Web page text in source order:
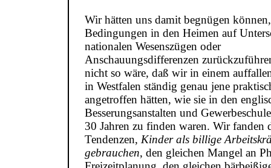
Wir hätten uns damit begnügen
Bedingungen in den Heimen auf
nationalen Wesenszügen oder
Anschauungsdifferenzen
nicht so wäre, daß wir in einem
in Westfalen ständig genau jene
angetroffen hätten, wie sie in den
Besserungsanstalten und
30 Jahren zu finden waren. Wir fanden
Tendenzen, Kinder als billige
gebrauchen, den gleichen Mangel an